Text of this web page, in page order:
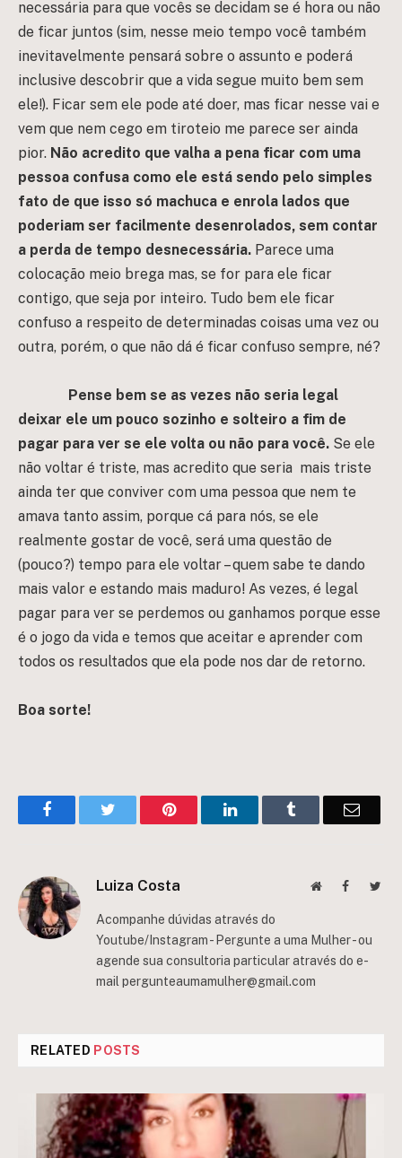
necessária para que vocês se decidam se é hora ou não
de ficar juntos (sim, nesse meio tempo você também
inevitavelmente pensará sobre o assunto e poderá
inclusive descobrir que a vida segue muito bem sem
ele!). Ficar sem ele pode até doer, mas ficar nesse vai e
vem que nem cego em tiroteio me parece ser ainda
pior. Não acredito que valha a pena ficar com uma
pessoa confusa como ele está sendo pelo simples
fato de que isso só machuca e enrola lados que
poderiam ser facilmente desenrolados, sem contar
a perda de tempo desnecessária. Parece uma
colocação meio brega mas, se for para ele ficar
contigo, que seja por inteiro. Tudo bem ele ficar
confuso a respeito de determinadas coisas uma vez ou
outra, porém, o que não dá é ficar confuso sempre, né?
Pense bem se as vezes não seria legal
deixar ele um pouco sozinho e solteiro a fim de
pagar para ver se ele volta ou não para você. Se ele
não voltar é triste, mas acredito que seria mais triste
ainda ter que conviver com uma pessoa que nem te
amava tanto assim, porque cá para nós, se ele
realmente gostar de você, será uma questão de
(pouco?) tempo para ele voltar – quem sabe te dando
mais valor e estando mais maduro! As vezes, é legal
pagar para ver se perdemos ou ganhamos porque esse
é o jogo da vida e temos que aceitar e aprender com
todos os resultados que ela pode nos dar de retorno.
Boa sorte!
FacebookTwitter Pinterest LinkedInTumblr Email
Luiza Costa WebsiteFacebook
Acompanhe dúvidas através do
Youtube/Instagram - Pergunte a uma Mulher - ou
agende sua consultoria particular através do e-
mail pergunteaumamulher@gmail.com
RELATED POSTS